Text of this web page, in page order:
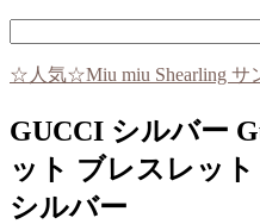
☆人気☆Miu miu Shearling サ
GUCCI シルバー
ット ブレスレッ
シルバー